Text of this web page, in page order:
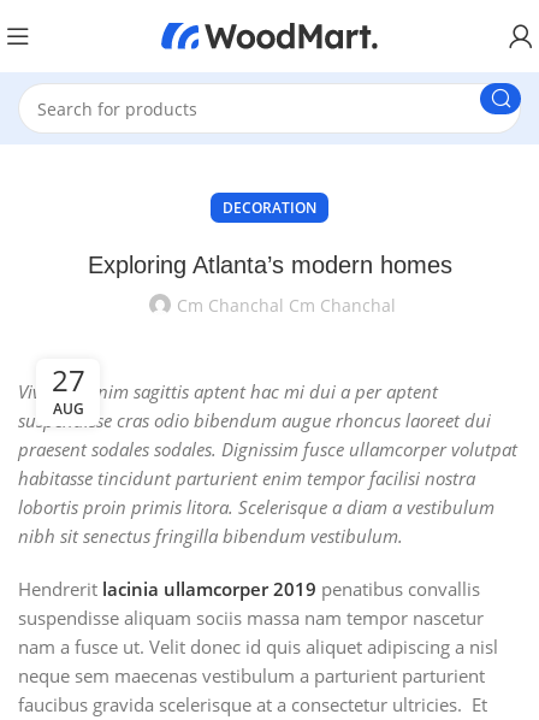
DECORATION
Exploring Atlanta’s modern homes
Cm Chanchal Cm Chanchal
27
AUG
Vivamus enim sagittis aptent hac mi dui a per aptent
suspendisse cras odio bibendum augue rhoncus laoreet dui
praesent sodales sodales. Dignissim fusce ullamcorper volutpat
habitasse tincidunt parturient enim tempor facilisi nostra
lobortis proin primis litora. Scelerisque a diam a vestibulum
nibh sit senectus fringilla bibendum vestibulum.
Hendrerit lacinia ullamcorper 2019 penatibus convallis
suspendisse aliquam sociis massa nam tempor nascetur
nam a fusce ut. Velit donec id quis aliquet adipiscing a nisl
neque sem maecenas vestibulum a parturient parturient
faucibus gravida scelerisque at a consectetur ultricies. Et